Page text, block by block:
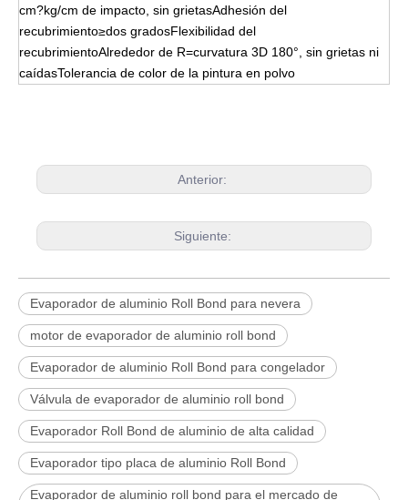
cm?kg/cm de impacto, sin grietasAdhesión del
recubrimiento≥dos gradosFlexibilidad del
recubrimientoAlrededor de R=curvatura 3D 180°, sin grietas ni
caídasTolerancia de color de la pintura en polvo
Anterior:
Siguiente:
Evaporador de aluminio Roll Bond para nevera
motor de evaporador de aluminio roll bond
Evaporador de aluminio Roll Bond para congelador
Válvula de evaporador de aluminio roll bond
Evaporador Roll Bond de aluminio de alta calidad
Evaporador tipo placa de aluminio Roll Bond
Evaporador de aluminio roll bond para el mercado de